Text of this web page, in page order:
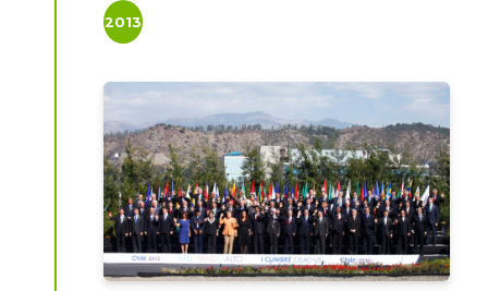
2013